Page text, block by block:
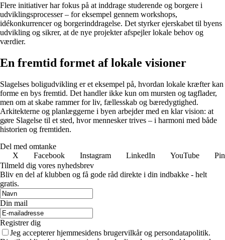
Flere initiativer har fokus på at inddrage studerende og borgere i
udviklingsprocesser – for eksempel gennem workshops,
idékonkurrencer og borgerinddragelse. Det styrker ejerskabet til byens
udvikling og sikrer, at de nye projekter afspejler lokale behov og
værdier.
En fremtid formet af lokale visioner
Slagelses boligudvikling er et eksempel på, hvordan lokale kræfter kan
forme en bys fremtid. Det handler ikke kun om mursten og tagflader,
men om at skabe rammer for liv, fællesskab og bæredygtighed.
Arkitekterne og planlæggerne i byen arbejder med en klar vision: at
gøre Slagelse til et sted, hvor mennesker trives – i harmoni med både
historien og fremtiden.
Del med omtanke
X
Facebook Instagram LinkedIn YouTube
Tilmeld dig vores nyhedsbrev
Bliv en del af klubben og få gode råd direkte i din indbakke - helt
gratis.
Din mail
Registrer dig
Jeg accepterer hjemmesidens brugervilkår og persondatapolitik.